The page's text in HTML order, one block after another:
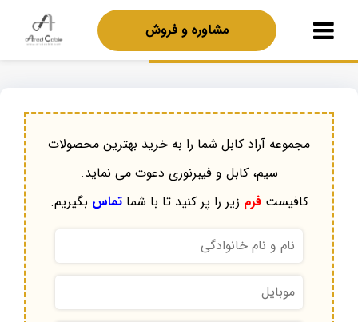
مشاوره و فروش
مجموعه آراد کابل شما را به خرید بهترین محصولات
سیم، کابل و فیبرنوری دعوت می نماید.
کافیستفرم زیر را پر کنید تا با شماتماس بگیریم.